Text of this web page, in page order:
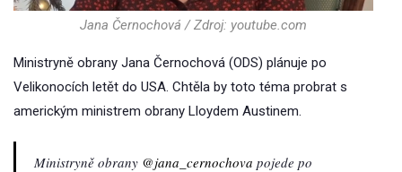
Jana Černochová / Zdroj: youtube.com
Ministryně obrany Jana Černochová (ODS) plánuje po
Velikonocích letět do USA. Chtěla by toto téma probrat s
americkým ministrem obrany Lloydem Austinem.
Ministryně obrany @jana_cernochova pojede po